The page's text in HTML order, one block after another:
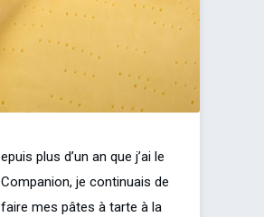
epuis plus d’un an que j’ai le
Companion, je continuais de
faire mes pâtes à tarte à la